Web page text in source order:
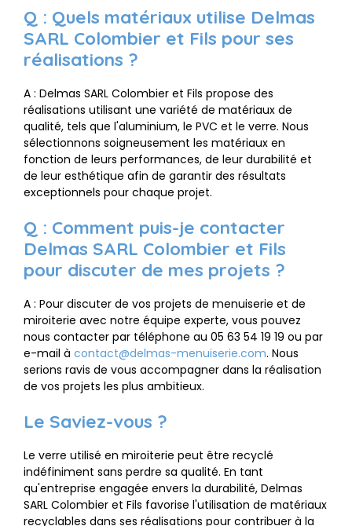
Q : Quels matériaux utilise Delmas
SARL Colombier et Fils pour ses
réalisations ?
A : Delmas SARL Colombier et Fils propose des
réalisations utilisant une variété de matériaux de
qualité, tels que l'aluminium, le PVC et le verre. Nous
sélectionnons soigneusement les matériaux en
fonction de leurs performances, de leur durabilité et
de leur esthétique afin de garantir des résultats
exceptionnels pour chaque projet.
Q : Comment puis-je contacter
Delmas SARL Colombier et Fils
pour discuter de mes projets ?
A : Pour discuter de vos projets de menuiserie et de
miroiterie avec notre équipe experte, vous pouvez
nous contacter par téléphone au 05 63 54 19 19 ou par
e-mail à contact@delmas-menuiserie.com. Nous
serions ravis de vous accompagner dans la réalisation
de vos projets les plus ambitieux.
Le Saviez-vous ?
Le verre utilisé en miroiterie peut être recyclé
indéfiniment sans perdre sa qualité. En tant
qu'entreprise engagée envers la durabilité, Delmas
SARL Colombier et Fils favorise l'utilisation de matériaux
recyclables dans ses réalisations pour contribuer à la